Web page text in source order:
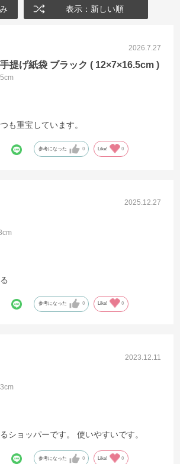
表示：新しい順
2026.7.27
提げ紙袋 ブラック ( 12×7×16.5cm )
も重宝しています。
参考になった 0 Like! 0
2025.12.27
参考になった 0 Like! 0
2023.12.11
ショッパーです。 使いやすいです。
参考になった 0 Like! 0